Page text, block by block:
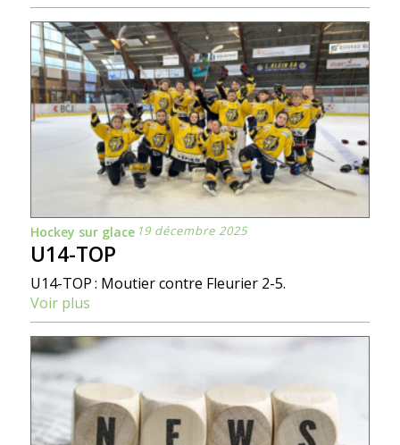
Hockey sur glace 19 décembre 2025
U14-TOP
U14-TOP : Moutier contre Fleurier 2-5.
Voir plus